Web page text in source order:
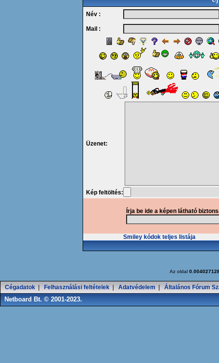
Név :
Mail :
Üzenet:
Kép feltöltés:
Írja be ide a képen látható
Smiley kódok teljes listája
Az oldal
Cégadatok Felhasználási feltételek Adatvédelem Általános Fórum
Netboard Bt. © 2001-2023.